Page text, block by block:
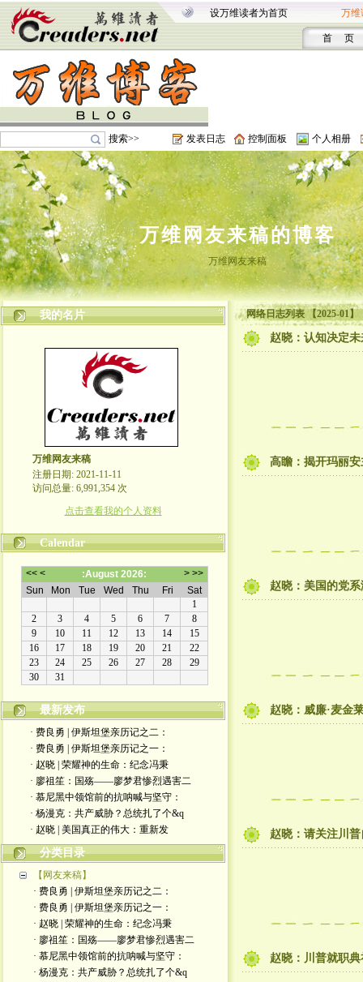
设万维读者为首页 万维
首 页
搜索>> 发表日志 控制面板 个人相册
万维网友来稿的博客
万维网友来稿
我的名片
万维网友来稿
注册日期: 2021-11-11
访问总量: 6,991,354 次
点击查看我的个人资料
Calendar
最新发布
· 费良勇 | 伊斯坦堡亲历记之二：
· 费良勇 | 伊斯坦堡亲历记之一：
· 赵晓 | 荣耀神的生命：纪念冯秉
· 廖祖笙：国殇——廖梦君惨烈遇害二
· 慕尼黑中领馆前的抗呐喊与坚守：
· 杨漫克：共产威胁？总统扎了个&q
· 赵晓 | 美国真正的伟大：重新发
分类目录
【网友来稿】
· 费良勇 | 伊斯坦堡亲历记之二：
· 费良勇 | 伊斯坦堡亲历记之一：
· 赵晓 | 荣耀神的生命：纪念冯秉
· 廖祖笙：国殇——廖梦君惨烈遇害二
· 慕尼黑中领馆前的抗呐喊与坚守：
· 杨漫克：共产威胁？总统扎了个&q
网络日志列表 【2025-01】
赵晓：认知决定未
高瞻：揭开玛丽
赵晓：美国的党
赵晓：威廉·麦金
赵晓：请关注川
赵晓：川普就职